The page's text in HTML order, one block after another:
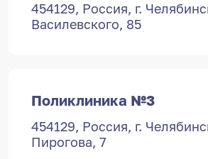
454129, Россия, г.
Василевского, 85
Поликлиника №3
454129, Россия, г.
Пирогова, 7